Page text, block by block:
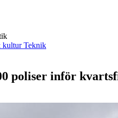
kulturTeknik
poliser inför